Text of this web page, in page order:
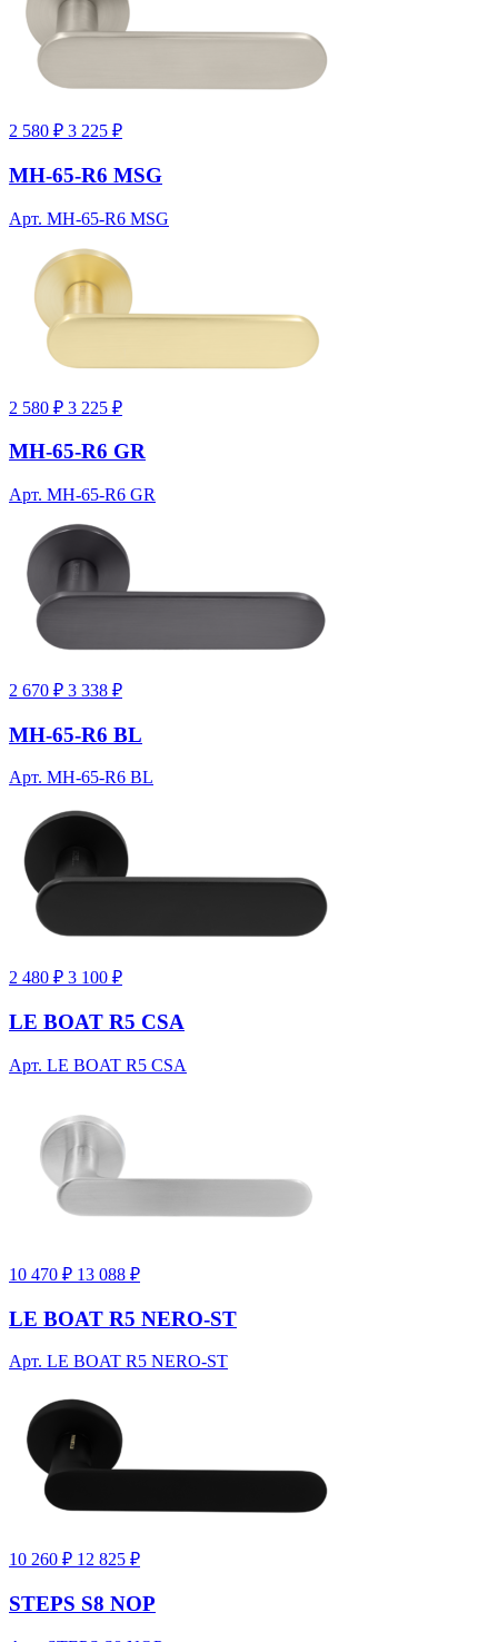
2 580 ₽ 3 225 ₽
MH-65-R6 MSG
Арт. MH-65-R6 MSG
2 580 ₽ 3 225 ₽
MH-65-R6 GR
Арт. MH-65-R6 GR
2 670 ₽ 3 338 ₽
MH-65-R6 BL
Арт. MH-65-R6 BL
2 480 ₽ 3 100 ₽
LE BOAT R5 CSA
Арт. LE BOAT R5 CSA
10 470 ₽ 13 088 ₽
LE BOAT R5 NERO-ST
Арт. LE BOAT R5 NERO-ST
10 260 ₽ 12 825 ₽
STEPS S8 NOP